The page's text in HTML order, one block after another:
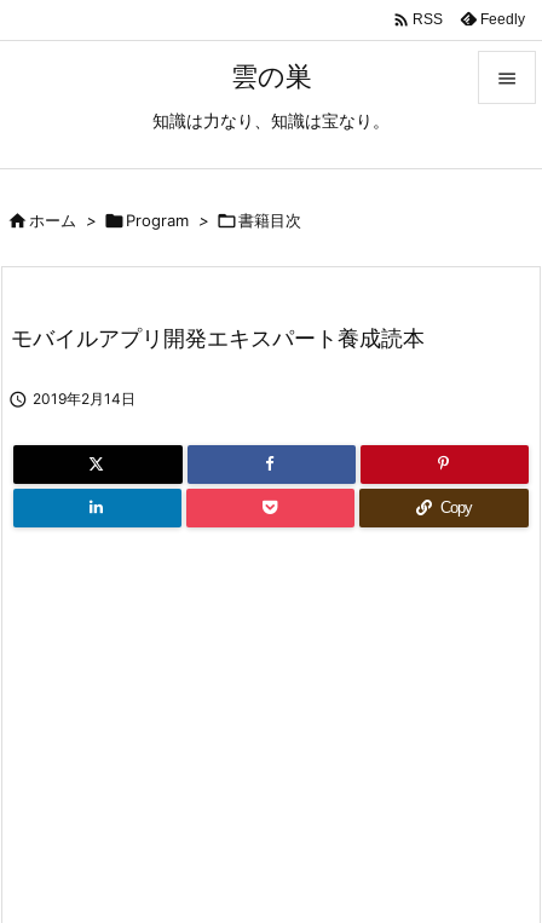
雲の巣
知識は力なり、知識は宝なり。

 RSS Feedly
ホーム > Program > 書籍目次
モバイルアプリ開発エキスパート養成読本
 2019年2月14日
Copy